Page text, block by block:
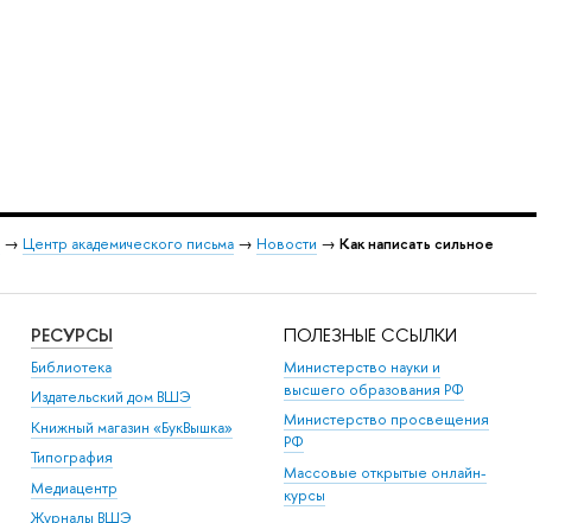
→ Центр академического письма → Новости → Как написать сильное
РЕСУРСЫ
Библиотека
Издательский дом ВШЭ
Книжный магазин «БукВышка»
Типография
Медиацентр
Журналы ВШЭ
ПОЛЕЗНЫЕ ССЫЛКИ
Министерство науки и
высшего образования РФ
Министерство просвещения
РФ
Массовые открытые онлайн-
курсы